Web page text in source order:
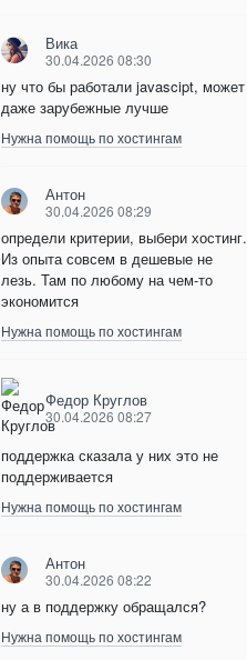
Вика
30.04.2026 08:30
ну что бы работали javascipt, может
даже зарубежные лучше
Нужна помощь по хостингам
Антон
30.04.2026 08:29
определи критерии, выбери хостинг.
Из опыта совсем в дешевые не
лезь. Там по любому на чем-то
экономится
Нужна помощь по хостингам
Федор Круглов
30.04.2026 08:27
поддержка сказала у них это не
поддерживается
Нужна помощь по хостингам
Антон
30.04.2026 08:22
ну а в поддержку обращался?
Нужна помощь по хостингам